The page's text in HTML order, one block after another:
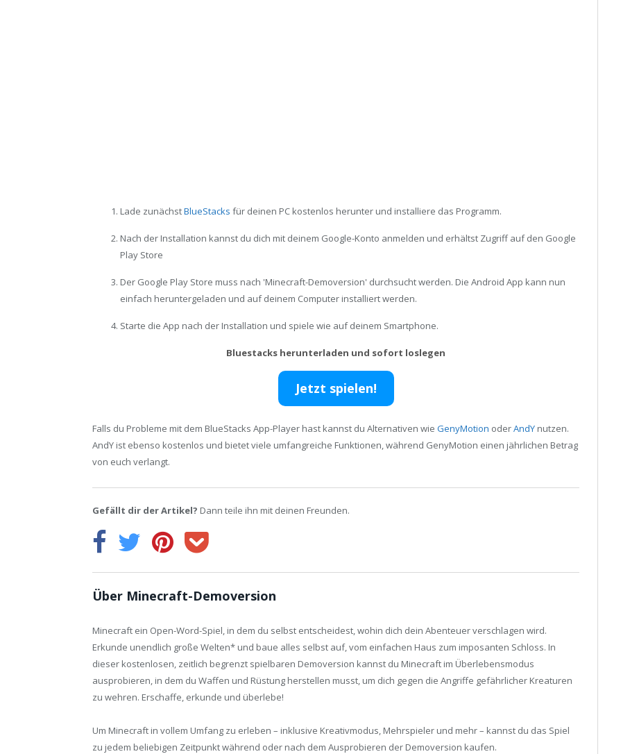
Lade zunächstBlueStacks für deinen PC kostenlos herunter und installiere das Programm.
Nach der Installation kannst du dich mit deinem Google-Konto anmelden und erhältst Zugriff auf den Google
Play Store
Der Google Play Store muss nach 'Minecraft-Demoversion' durchsucht werden. Die Android App kann nun
einfach heruntergeladen und auf deinem Computer installiert werden.
Starte die App nach der Installation und spiele wie auf deinem Smartphone.
Bluestacks herunterladen und sofort loslegen
Jetzt spielen!
Falls du Probleme mit dem BlueStacks App-Player hast kannst du Alternativen wie GenyMotion oderAndY nutzen.
AndY ist ebenso kostenlos und bietet viele umfangreiche Funktionen, während GenyMotion einen jährlichen Betrag
von euch verlangt.
Gefällt dir der Artikel? Dann teile ihn mit deinen Freunden.
Über Minecraft-Demoversion
Minecraft ein Open-Word-Spiel, in dem du selbst entscheidest, wohin dich dein Abenteuer verschlagen wird.
Erkunde unendlich große Welten* und baue alles selbst auf, vom einfachen Haus zum imposanten Schloss. In
dieser kostenlosen, zeitlich begrenzt spielbaren Demoversion kannst du Minecraft im Überlebensmodus
ausprobieren, in dem du Waffen und Rüstung herstellen musst, um dich gegen die Angriffe gefährlicher Kreaturen
zu wehren. Erschaffe, erkunde und überlebe!
Um Minecraft in vollem Umfang zu erleben – inklusive Kreativmodus, Mehrspieler und mehr – kannst du das Spiel
zu jedem beliebigen Zeitpunkt während oder nach dem Ausprobieren der Demoversion kaufen.